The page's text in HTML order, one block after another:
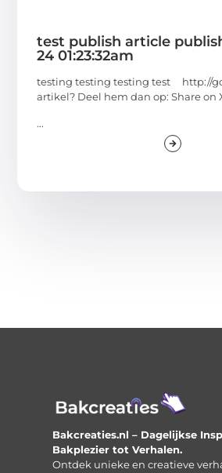
test publish article
24 01:23:32am
testing testing testing test http://
artikel? Deel hem dan op: Share on
...
Bakcreaties.nl – Dagelijkse
Bakplezier tot Verhalen.
Ontdek unieke en creatieve